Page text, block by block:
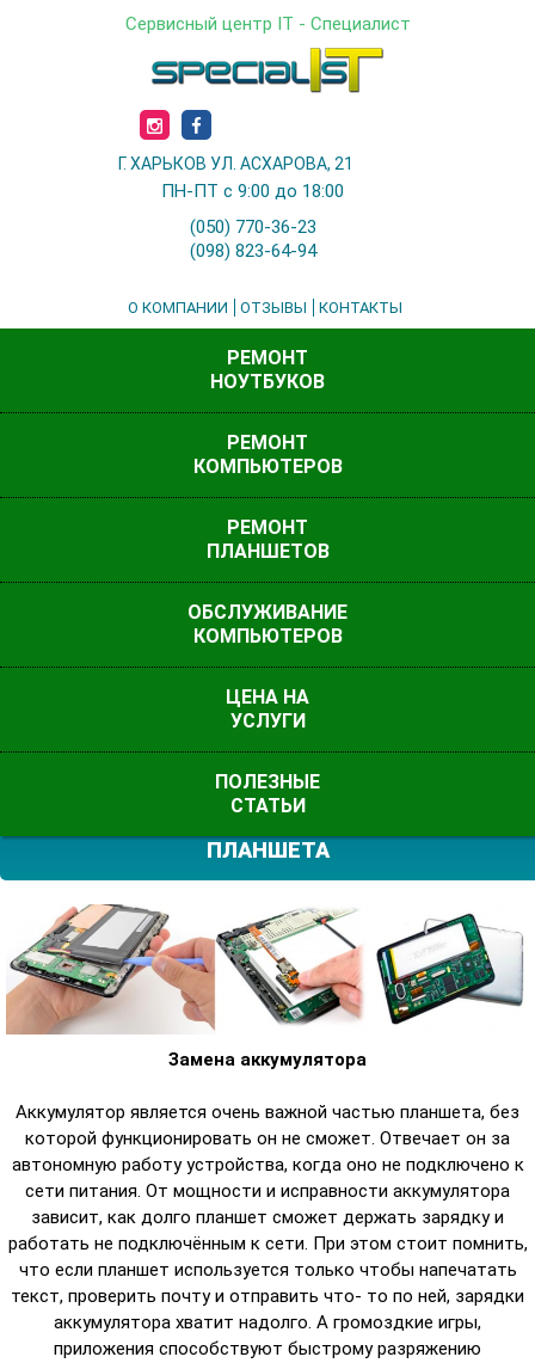
Сервисный центр IT - Специалист
О КОМПАНИИ ОТЗЫВЫ КОНТАКТЫ
Г. ХАРЬКОВ УЛ. АСХАРОВА, 21
ПН-ПТ с 9:00 до 18:00
(050) 770-36-23
(098) 823-64-94
РЕМОНТ
НОУТБУКОВ
РЕМОНТ
КОМПЬЮТЕРОВ
РЕМОНТ
ПЛАНШЕТОВ
ОБСЛУЖИВАНИЕ
КОМПЬЮТЕРОВ
ЦЕНА НА
УСЛУГИ
ПОЛЕЗНЫЕ
СТАТЬИ
РЕМОНТ ИЛИ ЗАМЕНА НЕИСПРАВНЫХ МОДУЛЕЙ
ПЛАНШЕТА
Замена аккумулятора
Аккумулятор является очень важной частью планшета, без
которой функционировать он не сможет. Отвечает он за
автономную работу устройства, когда оно не подключено к
сети питания. От мощности и исправности аккумулятора
зависит, как долго планшет сможет держать зарядку и
работать не подключённым к сети. При этом стоит помнить,
что если планшет используется только чтобы напечатать
текст, проверить почту и отправить что- то по ней, зарядки
аккумулятора хватит надолго. А громоздкие игры,
приложения способствуют быстрому разряжению